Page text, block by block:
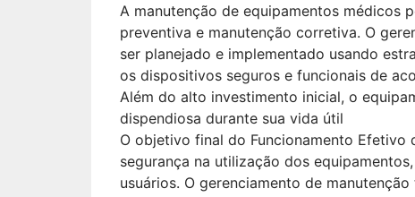
A manutenção de equipamentos médicos
preventiva e manutenção corretiva. O
ser planejado e implementado usando
os dispositivos seguros e funcionais de
Além do alto investimento inicial, o
dispendiosa durante sua vida útil
O objetivo final do Funcionamento
segurança na utilização dos
usuários. O gerenciamento de